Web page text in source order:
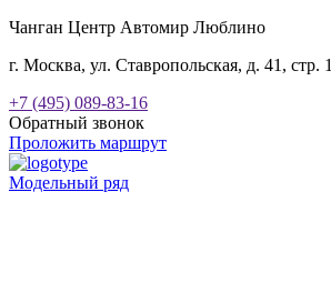
Чанган Центр Автомир Люблино
г. Москва, ул. Ставропольская, д. 41, стр. 1
+7 (495) 089-83-16
Обратный звонок
Проложить маршрут
Модельный ряд